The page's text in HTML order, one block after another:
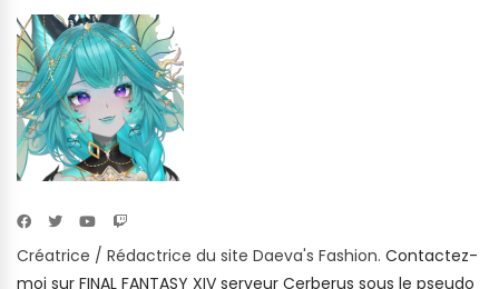
Créatrice / Rédactrice du site Daeva's Fashion. Contactez-
moi sur FINAL FANTASY XIV serveur Cerberus sous le pseudo